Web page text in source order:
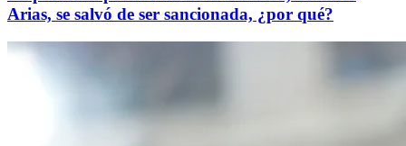
Arias, se salvó de ser sancionada, ¿por qué?